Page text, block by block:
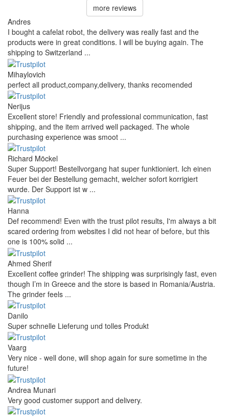
more reviews
Andres
I bought a cafelat robot, the delivery was really fast and the
products were in great conditions. I will be buying again. The
shipping to Switzerland ...
Mihaylovich
perfect all product,company,delivery, thanks recomended
Nerijus
Excellent store! Friendly and professional communication, fast
shipping, and the item arrived well packaged. The whole
purchasing experience was smoot ...
Richard Möckel
Super Support! Bestellvorgang hat super funktioniert. Ich einen
Feuer bei der Bestellung gemacht, welcher sofort korrigiert
wurde. Der Support ist w ...
Hanna
Def recommend! Even with the trust pilot results, I'm always a bit
scared ordering from websites I did not hear of before, but this
one is 100% solid ...
Ahmed Sherif
Excellent coffee grinder! The shipping was surprisingly fast, even
though I’m in Greece and the store is based in Romania/Austria.
The grinder feels ...
Danilo
Super schnelle Lieferung und tolles Produkt
Vaarg
Very nice - well done, will shop again for sure sometime in the
future!
Andrea Munari
Very good customer support and delivery.